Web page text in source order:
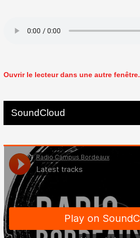
Ouvrir le lecteur dans une autre fenêtre.
SoundCloud